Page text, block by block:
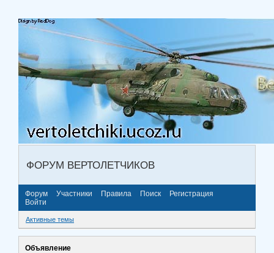
ФОРУМ ВЕРТОЛЕТЧИКОВ
Форум Участники Правила Поиск
Регистрация
Войти
Активные темы
Объявление